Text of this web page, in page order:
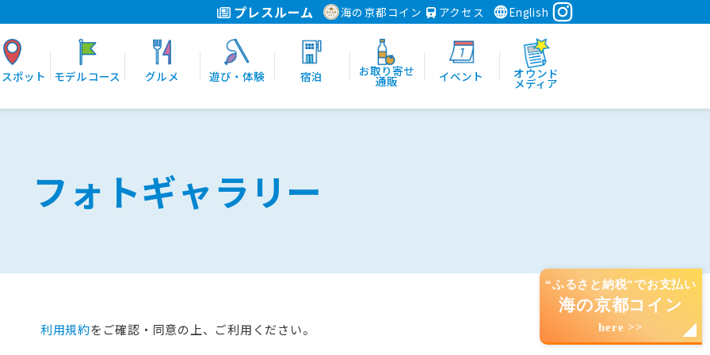
プレスルーム 海の京都コイン アクセス English
ポット モデルコース グルメ 遊び・体験 宿泊 お取り寄せ
通販 イベント オウンド
メディア
“ふるさと納税”でお支払い
海の京都コイン
here >>
フォトギャラリー
利用規約をご確認・同意の上、ご利用ください。